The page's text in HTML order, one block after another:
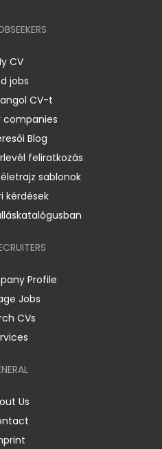
CV
jobs
CV-t
companies
Blog
feliratkozás
sablonok
kérdések
Profile
Jobs
CVs
Us